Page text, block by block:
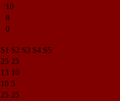
10
8
0
S1 S2 S3 S4 S5
25 25
13 10
10 5
25 25